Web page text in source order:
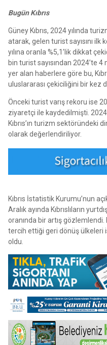
Bugün Kıbrıs
Güney Kıbrıs, 2024 yılında
atarak, gelen turist sayısını ilk
yılına oranla %5,1’lik dikkat
bin turist sayısından 2024’te 4
yer alan haberlere göre bu,
uluslararası çekiciliğini bir kez
Önceki turist varış rekoru ise
ziyaretçi ile kaydedilmişti.
Kıbrıs’ın turizm sektöründeki
olarak değerlendiriliyor.
Kıbrıs İstatistik Kurumu’nun
Aralık ayında Kıbrıslıların
oranında bir artış gözlemlendi.
tercih ettiği geri dönüş ülkeleri
oldu.